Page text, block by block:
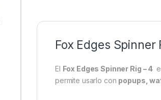
Fox Edges Spinner
El Fox Edges Spinner Rig – 4
permite usarlo con popups,